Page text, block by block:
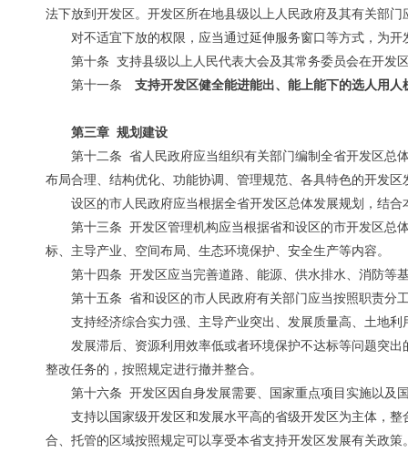
法下放到开发区。开发区所在地县级以上人民政府及其有关部
对不适宜下放的权限，应当通过延伸服务窗口等方式，为开
第十条 支持县级以上人民代表大会及其常务委员会在开发
第十一条 支持开发区健全能进能出、能上能下的选人用
第三章 规划建设
第十二条 省人民政府应当组织有关部门编制全省开发区总
布局合理、结构优化、功能协调、管理规范、各具特色的开发区
设区的市人民政府应当根据全省开发区总体发展规划，结
第十三条 开发区管理机构应当根据省和设区的市开发区总
标、主导产业、空间布局、生态环境保护、安全生产等内容。
第十四条 开发区应当完善道路、能源、供水排水、消防等
第十五条 省和设区的市人民政府有关部门应当按照职责分
支持经济综合实力强、主导产业突出、发展质量高、土地
发展滞后、资源利用效率低或者环境保护不达标等问题突
整改任务的，按照规定进行撤并整合。
第十六条 开发区因自身发展需要、国家重点项目实施以及
支持以国家级开发区和发展水平高的省级开发区为主体，
合、托管的区域按照规定可以享受本省支持开发区发展有关政策